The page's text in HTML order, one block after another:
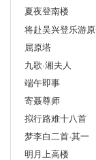
夏夜登南楼
将赴吴兴登乐游
屈原塔
九歌·湘夫人
端午即事
寄聂尊师
拟行路难十八首
梦李白二首·其一
明月上高楼